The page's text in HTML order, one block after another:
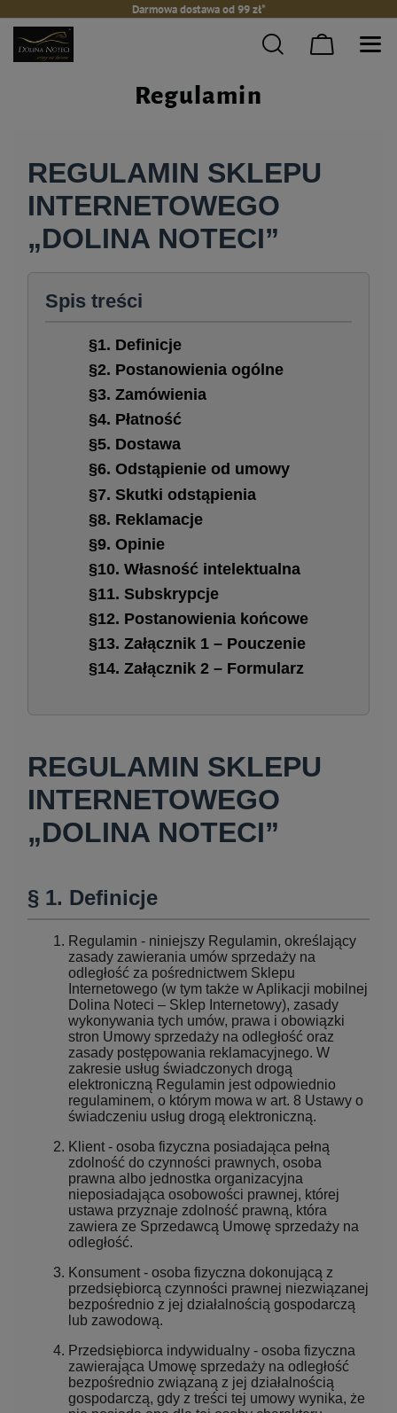
Darmowa dostawa od 99 zł*
Regulamin
REGULAMIN SKLEPU
INTERNETOWEGO
„DOLINA NOTECI”
Spis treści
§1. Definicje
§2. Postanowienia ogólne
§3. Zamówienia
§4. Płatność
§5. Dostawa
§6. Odstąpienie od umowy
§7. Skutki odstąpienia
§8. Reklamacje
§9. Opinie
§10. Własność intelektualna
§11. Subskrypcje
§12. Postanowienia końcowe
§13. Załącznik 1 – Pouczenie
§14. Załącznik 2 – Formularz
REGULAMIN SKLEPU
INTERNETOWEGO
„DOLINA NOTECI”
§ 1. Definicje
Regulamin - niniejszy Regulamin, określający
zasady zawierania umów sprzedaży na
odległość za pośrednictwem Sklepu
Internetowego (w tym także w Aplikacji mobilnej
Dolina Noteci – Sklep Internetowy), zasady
wykonywania tych umów, prawa i obowiązki
stron Umowy sprzedaży na odległość oraz
zasady postępowania reklamacyjnego. W
zakresie usług świadczonych drogą
elektroniczną Regulamin jest odpowiednio
regulaminem, o którym mowa w art. 8 Ustawy o
świadczeniu usług drogą elektroniczną.
Klient - osoba fizyczna posiadająca pełną
zdolność do czynności prawnych, osoba
prawna albo jednostka organizacyjna
nieposiadająca osobowości prawnej, której
ustawa przyznaje zdolność prawną, która
zawiera ze Sprzedawcą Umowę sprzedaży na
odległość.
Konsument - osoba fizyczna dokonującą z
przedsiębiorcą czynności prawnej niezwiązanej
bezpośrednio z jej działalnością gospodarczą
lub zawodową.
Przedsiębiorca indywidualny - osoba fizyczna
zawierająca Umowę sprzedaży na odległość
bezpośrednio związaną z jej działalnością
gospodarczą, gdy z treści tej umowy wynika, że